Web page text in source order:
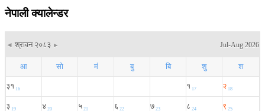
नेपाली क्यालेन्डर